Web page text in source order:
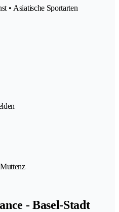
• Asiatische Sportarten
- Basel-Stadt